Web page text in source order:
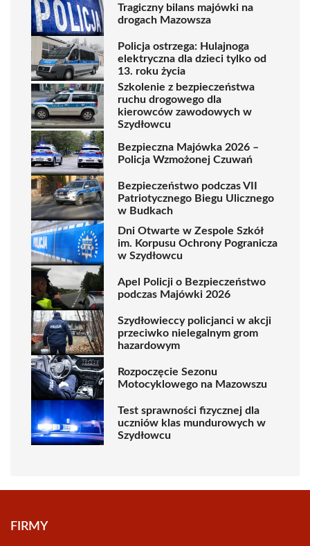
Tragiczny bilans majówki na
drogach Mazowsza
Policja ostrzega: Hulajnoga
elektryczna dla dzieci tylko od
13. roku życia
Szkolenie z bezpieczeństwa
ruchu drogowego dla
kierowców zawodowych w
Szydłowcu
Bezpieczna Majówka 2026 –
Policja Wzmożonej Czuwań
Bezpieczeństwo podczas VII
Patriotycznego Biegu Ulicznego
w Budkach
Dni Otwarte w Zespole Szkół
im. Korpusu Ochrony Pogranicza
w Szydłowcu
Apel Policji o Bezpieczeństwo
podczas Majówki 2026
Szydłowieccy policjanci w akcji
przeciwko nielegalnym grom
hazardowym
Rozpoczęcie Sezonu
Motocyklowego na Mazowszu
Test sprawności fizycznej dla
uczniów klas mundurowych w
Szydłowcu
FIRMY